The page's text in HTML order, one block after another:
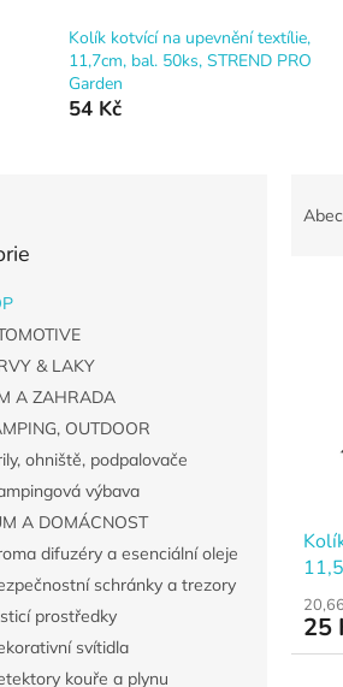
Kolík kotvící na upevnění textílie,
11,7cm, bal. 50ks, STREND PRO
Garden
54 Kč
& LAKY
A ZAHRADA
OUTDOOR
ohniště, podpalovače
výbava
A DOMÁCNOST
difuzéry a esenciální oleje
schránky a trezory
prostředky
svítidla
kouře a plynu
25